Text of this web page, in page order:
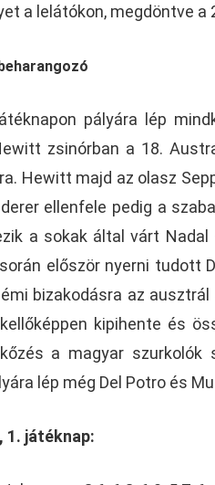
a lelátókon, megdöntve
pályára lép
zsinórban a 18.
Hewitt majd az olasz
ellenfele pedig a
a sokak által várt
először nyerni tudott
bizakodásra az
kipihente és
a magyar szurkolók
lép még Del Potro és
1. játéknap: